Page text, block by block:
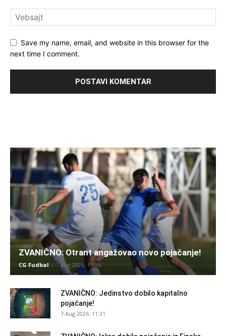
Save my name, email, and website in this browser for the
next time I comment.
ZVANIČNO: Otrant angažovao novo pojačanje!
CG Fudbal - 7 Aug 2026. 11:36
ZVANIČNO: Jedinstvo dobilo kapitalno
pojačanje!
7 Aug 2026. 11:31